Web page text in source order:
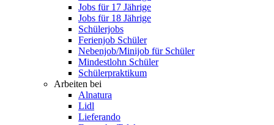
Jobs für 17 Jährige
Jobs für 18 Jährige
Schülerjobs
Ferienjob Schüler
Nebenjob/Minijob für Schüler
Mindestlohn Schüler
Schülerpraktikum
Arbeiten bei
Alnatura
Lidl
Lieferando